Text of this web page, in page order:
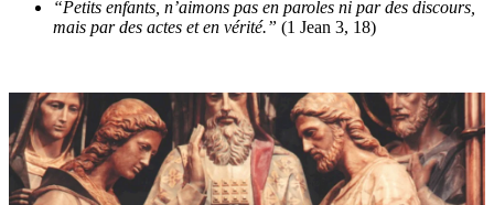
“Petits enfants, n’aimons pas en paroles ni par des discours,
mais par des actes et en vérité.” (1 Jean 3, 18)